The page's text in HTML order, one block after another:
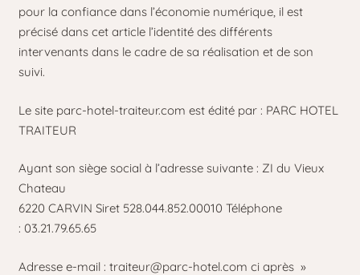
pour la confiance dans l’économie numérique, il est
précisé dans cet article l’identité des différents
intervenants dans le cadre de sa réalisation et de son
suivi.
Le site parc-hotel-traiteur.com est édité par : PARC HOTEL
TRAITEUR
Ayant son siège social à l’adresse suivante : ZI du Vieux
Chateau
6220 CARVIN Siret 528.044.852.00010 Téléphone
: 03.21.79.65.65
Adresse e-mail : traiteur@parc-hotel.com ci après »